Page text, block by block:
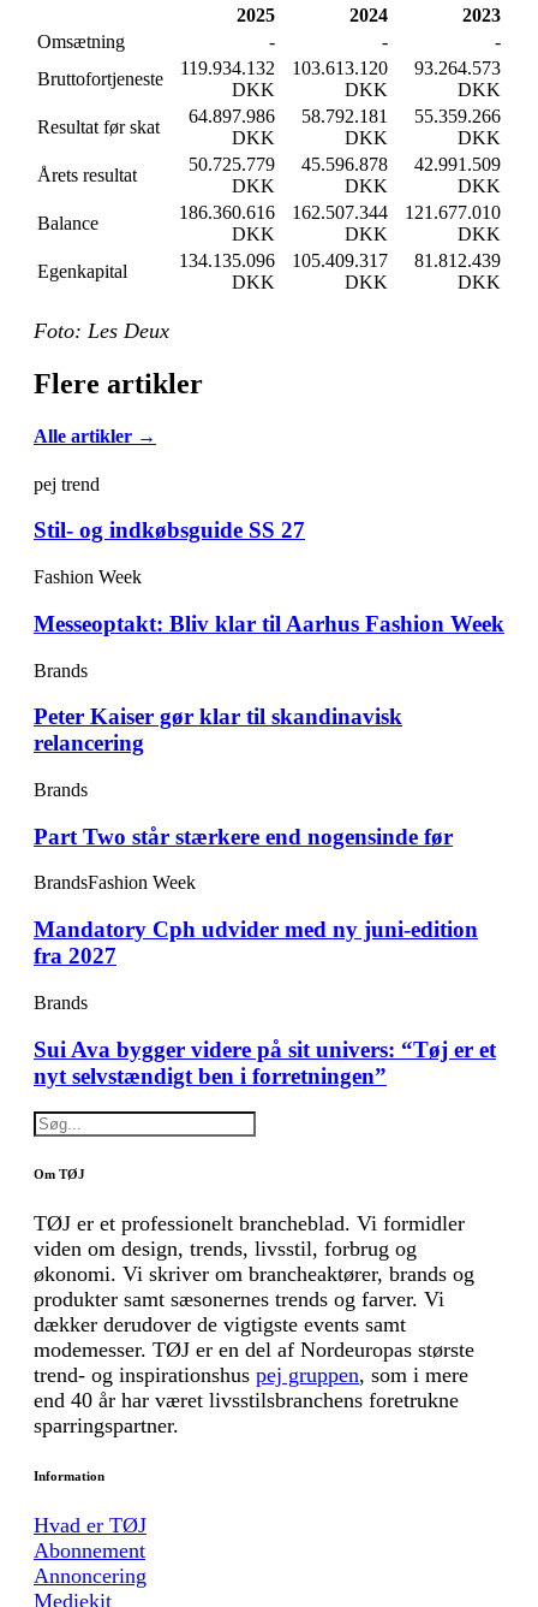
2025 2024
2023
Omsætning
- -
-
Bruttofortjeneste
119.934.132
DKK
103.613.120
DKK
93.264.573
DKK
Resultat før skat
64.897.986
DKK
58.792.181
DKK
55.359.266
DKK
Årets resultat
50.725.779
DKK
45.596.878
DKK
42.991.509
DKK
Balance
186.360.616
DKK
162.507.344
DKK
121.677.010
DKK
Egenkapital
134.135.096
DKK
105.409.317
DKK
81.812.439
DKK
Foto: Les Deux
Flere artikler
Alle artikler →
pej trend
Stil- og indkøbsguide SS 27
Fashion Week
Messeoptakt: Bliv klar til Aarhus Fashion Week
Brands
Peter Kaiser gør klar til skandinavisk
relancering
Brands
Part Two står stærkere end nogensinde før
BrandsFashion Week
Mandatory Cph udvider med ny juni-edition
fra 2027
Brands
Sui Ava bygger videre på sit univers: “Tøj er et
nyt selvstændigt ben i forretningen”
Om TØJ
TØJ er et professionelt brancheblad. Vi formidler
viden om design, trends, livsstil, forbrug og
økonomi. Vi skriver om brancheaktører, brands og
produkter samt sæsonernes trends og farver. Vi
dækker derudover de vigtigste events samt
modemesser. TØJ er en del af Nordeuropas største
trend- og inspirationshus pej gruppen, som i mere
end 40 år har været livsstilsbranchens foretrukne
sparringspartner.
Information
Hvad er TØJ
Abonnement
Annoncering
Mediekit